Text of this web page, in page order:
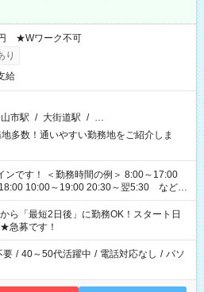
★Wワーク不可
り
給
市駅 / 大街道駅 / …
多数！通いやすい勤務地をご紹介しま
例＞ 8:00～17:00
10:00～19:00 20:30～翌5:30 など ★
数！ 日勤のみ、残業なし、交替制など
い！
「最短2日後」に勤務OK！スタート日
急募です！
要 / 40～50代活躍中 / 電話対応なし / パソ